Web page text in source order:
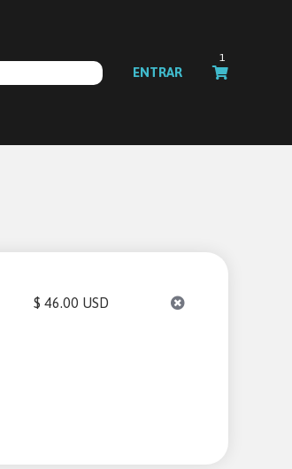
ENTRAR
1
$ 46.00 USD